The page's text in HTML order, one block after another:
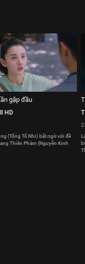
gặp đầu
HD
(Tống Tổ Nhi) bất ngờ với đề
Thiên Phàm (Nguyễn Kinh